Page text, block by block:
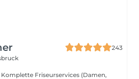
243
Friseurservices (Damen,